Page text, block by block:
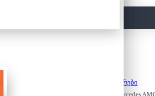
კონსტრუქტორები
ლეგო/კონსტრუქტორი - Mercedes